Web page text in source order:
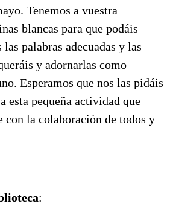
Tenemos a vuestra
blancas para que podáis
palabras adecuadas y las
y adornarlas como
Esperamos que nos las pidáis
esta pequeña actividad que
con la colaboración de todos y
: